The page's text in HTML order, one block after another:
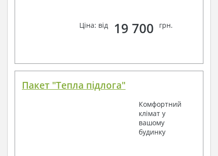
Ціна: від 19 700 грн.
Пакет "Тепла підлога"
Комфортний
клімат у
вашому
будинку